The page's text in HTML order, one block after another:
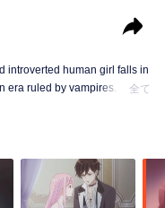
introverted human girl falls in
era ruled by vampires.
全て